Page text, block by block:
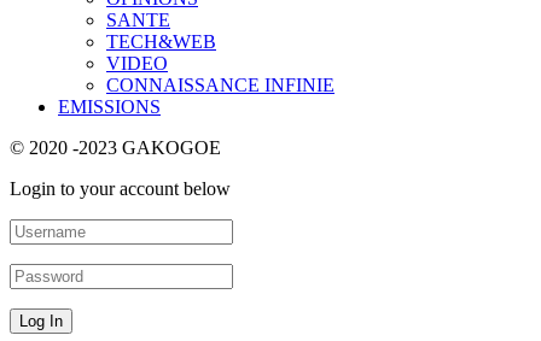
SANTE
TECH&WEB
VIDEO
CONNAISSANCE INFINIE
EMISSIONS
© 2020 -2023 GAKOGOE
Login to your account below